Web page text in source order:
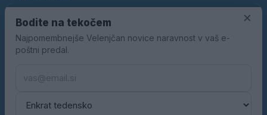
Oglaševanje
Kontakt
×
Bodite na tekočem
Najpomembnejše Velenjčan novice naravnost v vaš e-
poštni predal.